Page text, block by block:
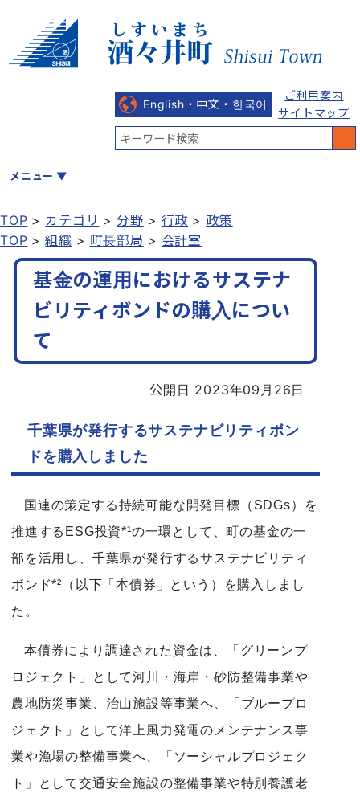
English・中文・한국어
ご利用案内
サイトマップ
メニュー
くらし 健康・福祉 教育・文化
行政 まちづくり
TOP カテゴリ 分野 行政
政策
TOP
組織 町長部局 会計室
基金の運用におけるサステナ
ビリティボンドの購入につい
て
公開日 2023年09月26日
千葉県が発行するサステナビリティボン
ドを購入しました
国連の策定する持続可能な開発目標（SDGs）を
推進するESG投資*¹の一環として、町の基金の一
部を活用し、千葉県が発行するサステナビリティ
ボンド*²（以下「本債券」という）を購入しまし
た。
本債券により調達された資金は、「グリーンプ
ロジェクト」として河川・海岸・砂防整備事業や
農地防災事業、治山施設等事業へ、「ブループロ
ジェクト」として洋上風力発電のメンテナンス事
業や漁場の整備事業へ、「ソーシャルプロジェク
ト」として交通安全施設の整備事業や特別養護老